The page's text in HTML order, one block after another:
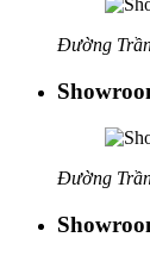
Đường
Đường